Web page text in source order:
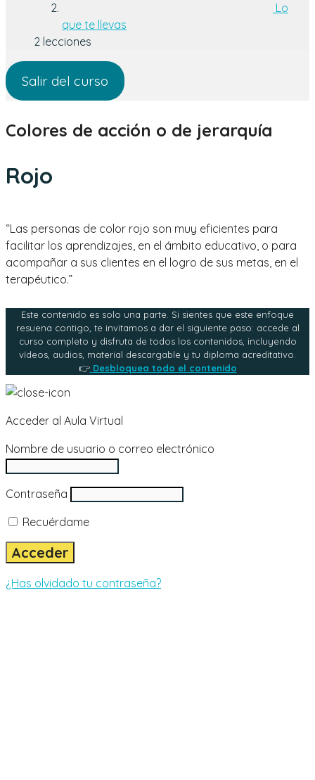
Lo
que te llevas
2 lecciones
Salir del curso
Colores de acción o de jerarquía
Rojo
“Las personas de color rojo son muy eficientes para
facilitar los aprendizajes, en el ámbito educativo, o para
acompañar a sus clientes en el logro de sus metas, en el
terapéutico.”
Este contenido es solo una parte. Si sientes que este enfoque
resuena contigo, te invitamos a dar el siguiente paso: accede al
curso completo y disfruta de todos los contenidos, incluyendo
vídeos, audios, material descargable y tu diploma acreditativo.
👉 Desbloquea todo el contenido
Acceder al Aula Virtual
Nombre de usuario o correo electrónico
Contraseña
Recuérdame
¿Has olvidado tu contraseña?